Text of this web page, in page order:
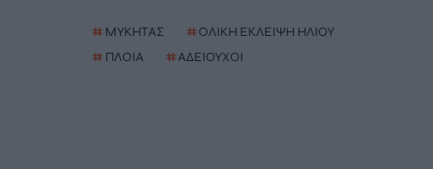
# ΜΥΚΗΤΑΣ #ΟΛΙΚΗ ΕΚΛΕΙΨΗ ΗΛΙΟΥ
# ΠΛΟΙΑ #ΑΔΕΙΟΥΧΟΙ